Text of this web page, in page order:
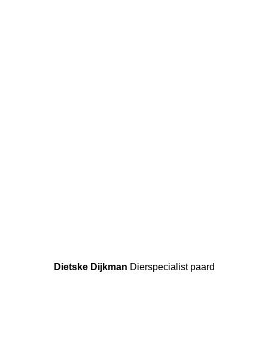
Dietske Dijkman Dierspecialist paard